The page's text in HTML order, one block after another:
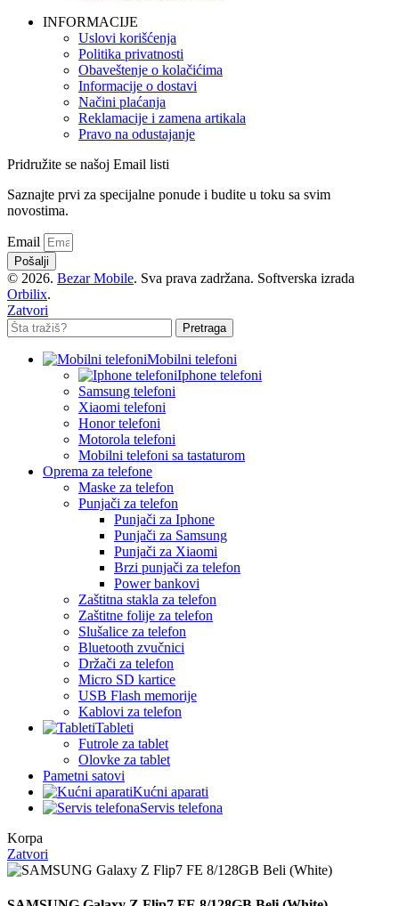
INFORMACIJE
Uslovi korišćenja
Politika privatnosti
Obaveštenje o kolačićima
Informacije o dostavi
Načini plaćanja
Reklamacije i zamena artikala
Pravo na odustajanje
Pridružite se našoj Email listi
Saznajte prvi za specijalne ponude i budite u toku sa svim
novostima.
Email
Pošalji
© 2026. Bezar Mobile. Sva prava zadržana. Softverska izrada
Orbilix.
Zatvori
Pretraga
Mobilni telefoni
Iphone telefoni
Samsung telefoni
Xiaomi telefoni
Honor telefoni
Motorola telefoni
Mobilni telefoni sa tastaturom
Oprema za telefone
Maske za telefon
Punjači za telefon
Punjači za Iphone
Punjači za Samsung
Punjači za Xiaomi
Brzi punjači za telefon
Power bankovi
Zaštitna stakla za telefon
Zaštitne folije za telefon
Slušalice za telefon
Bluetooth zvučnici
Držači za telefon
Micro SD kartice
USB Flash memorije
Kablovi za telefon
Tableti
Futrole za tablet
Olovke za tablet
Pametni satovi
Kućni aparati
Servis telefona
Korpa
Zatvori